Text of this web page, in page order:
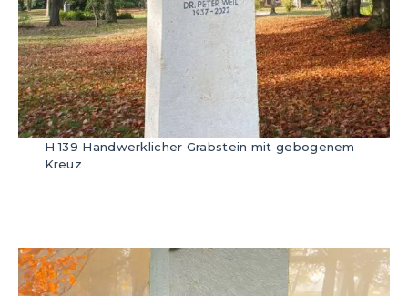
H 139 Handwerklicher Grabstein mit gebogenem
Kreuz